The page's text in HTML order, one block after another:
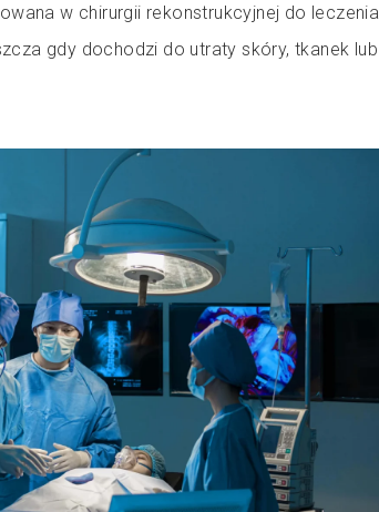
w chirurgii rekonstrukcyjnej do leczenia
gdy dochodzi do utraty skóry, tkanek lub